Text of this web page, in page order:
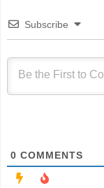
Subscribe
0 COMMENTS